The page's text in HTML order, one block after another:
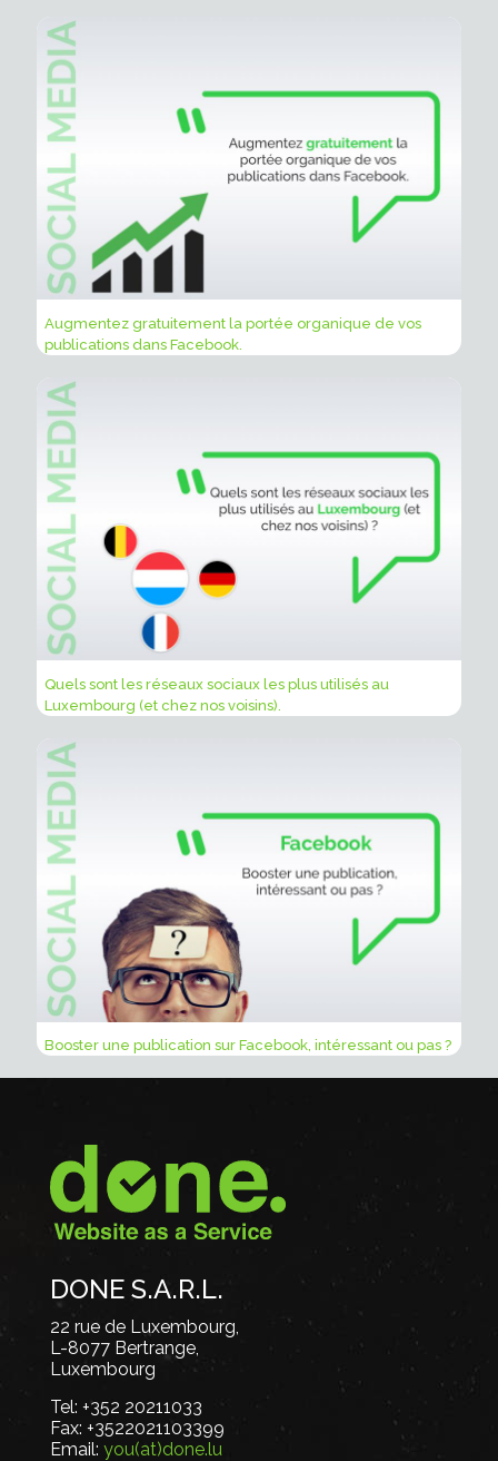
Augmentez gratuitement la portée organique de vos
publications dans Facebook.
Quels sont les réseaux sociaux les plus utilisés au
Luxembourg (et chez nos voisins).
Booster une publication sur Facebook, intéressant ou pas ?
DONE S.A.R.L.
22 rue de Luxembourg,
L-8077 Bertrange,
Luxembourg
Tel: +352 20211033
Fax: +3522021103399
Email: you(at)done.lu